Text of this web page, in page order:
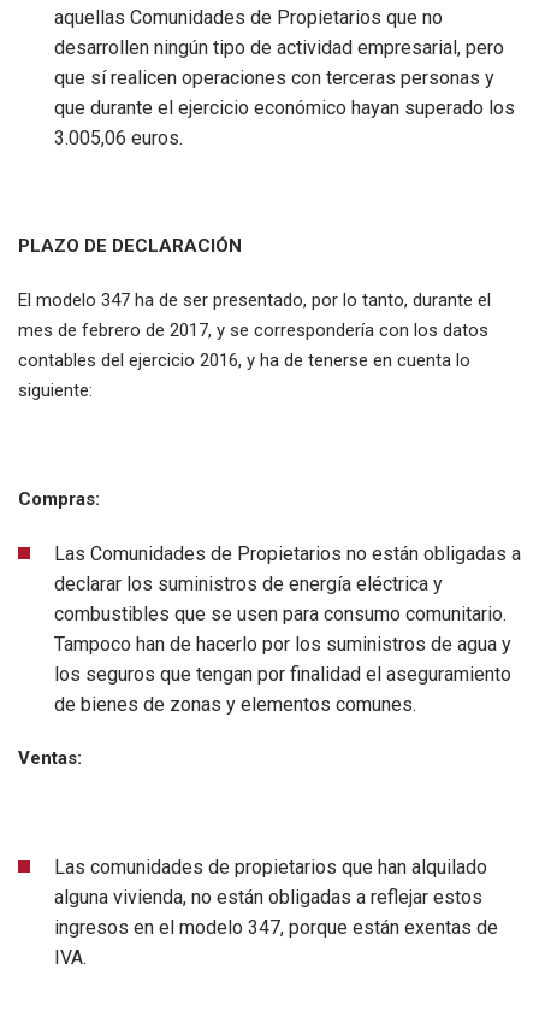
aquellas Comunidades de Propietarios que no
desarrollen ningún tipo de actividad empresarial, pero
que sí realicen operaciones con terceras personas y
que durante el ejercicio económico hayan superado los
3.005,06 euros.
PLAZO DE DECLARACIÓN
El modelo 347 ha de ser presentado, por lo tanto, durante el
mes de febrero de 2017, y se correspondería con los datos
contables del ejercicio 2016, y ha de tenerse en cuenta lo
siguiente:
Compras:
Las Comunidades de Propietarios no están obligadas a
declarar los suministros de energía eléctrica y
combustibles que se usen para consumo comunitario.
Tampoco han de hacerlo por los suministros de agua y
los seguros que tengan por finalidad el aseguramiento
de bienes de zonas y elementos comunes.
Ventas:
Las comunidades de propietarios que han alquilado
alguna vivienda, no están obligadas a reflejar estos
ingresos en el modelo 347, porque están exentas de
IVA.